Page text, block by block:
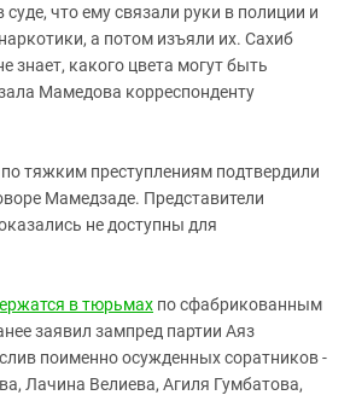
что ему связали руки в полиции и
а потом изъяли их. Сахиб
знает, какого цвета могут быть
Мамедова корреспонденту
тяжким преступлениям подтвердили
Мамедзаде. Представители
не доступны для
в тюрьмах по сфабрикованным
заявил зампред партии Аяз
поименно осужденных соратников -
Лачина Велиева, Агиля Гумбатова,